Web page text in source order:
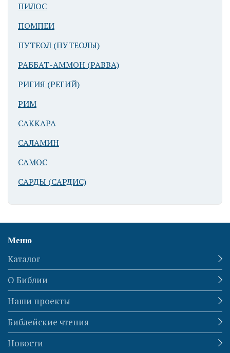
Колодец в
крепость в
Араде
Израильская
крепость в
(железный век)
ПИЛОС
ПОМПЕИ
ПУТЕОЛ (ПУТЕОЛЫ)
РАББАТ-АММОН (РАВВА)
РИГИЯ (РЕГИЙ)
РИМ
САККАРА
САЛАМИН
САМОС
САРДЫ (САРДИС)
Меню
Каталог
О Библии
Наши проекты
Библейские чтения
Новости